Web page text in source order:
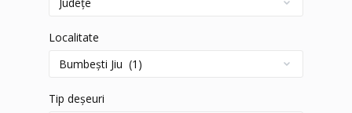
Localitate
Tip deșeuri